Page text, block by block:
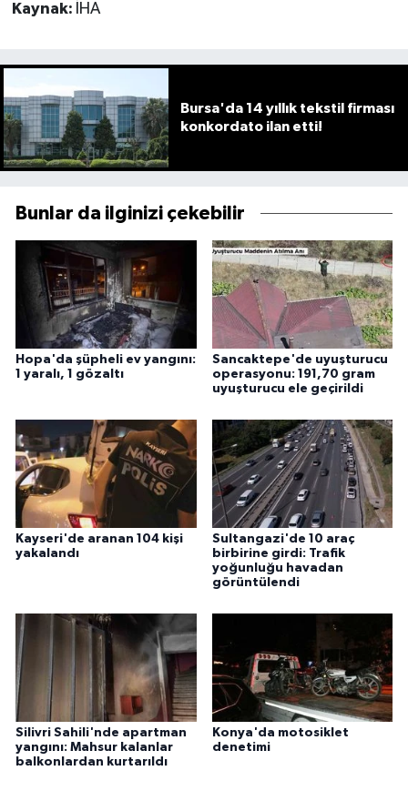
Kaynak: İHA
Bursa'da 14 yıllık tekstil firması
konkordato ilan etti!
Bunlar da ilginizi çekebilir
Hopa'da şüpheli ev yangını:
1 yaralı, 1 gözaltı
Sancaktepe'de uyuşturucu
operasyonu: 191,70 gram
uyuşturucu ele geçirildi
Kayseri'de aranan 104 kişi
yakalandı
Sultangazi'de 10 araç
birbirine girdi: Trafik
yoğunluğu havadan
görüntülendi
Silivri Sahili'nde apartman
yangını: Mahsur kalanlar
balkonlardan kurtarıldı
Konya'da motosiklet
denetimi